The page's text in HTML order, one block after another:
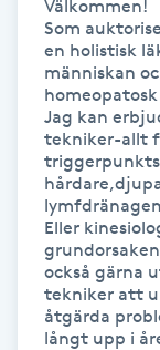
Gellack med
Gravidmassage
Gravidyoga
Gruppträning
Gua Sha-
Välkommen!
Som
en holistisk
människan
Jag kan
tekniker-allt
Eller
också gärna
tekniker att
åtgärda
långt upp i